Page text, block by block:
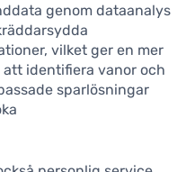
genom dataanalys
vilket ger en mer
identifiera vanor och
sparlösningar